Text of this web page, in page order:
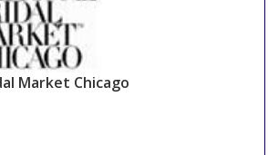
Market Chicago